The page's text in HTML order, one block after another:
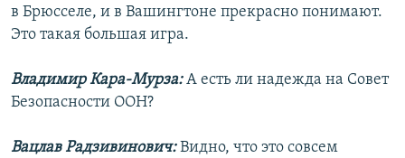
в Брюсселе, и в Вашингтоне прекрасно понимают.
Это такая большая игра.
Владимир Кара-Мурза:А есть ли надежда на Совет
Безопасности ООН?
Вацлав Радзивинович:Видно, что это совсем